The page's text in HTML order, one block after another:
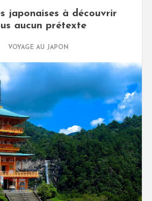
japonaises à découvrir
aucun prétexte
VOYAGE AU JAPON